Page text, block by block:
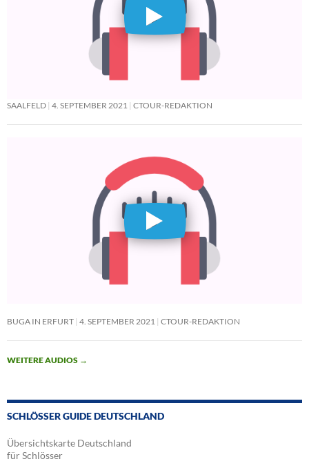
SAALFELD 4. SEPTEMBER 2021 CTOUR-REDAKTION
BUGA IN ERFURT 4. SEPTEMBER 2021 CTOUR-REDAKTION
WEITERE AUDIOS →
SCHLÖSSER GUIDE DEUTSCHLAND
Übersichtskarte Deutschland
für Schlösser